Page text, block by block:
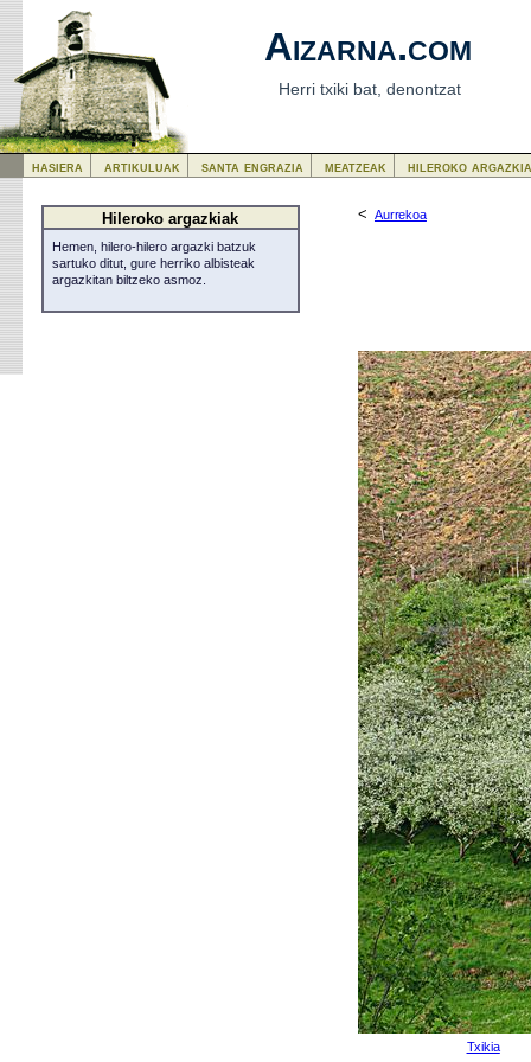
Aizarna.com
Herri txiki bat, denontzat
< Aurrekoa
Txikia
Hileroko argazkiak
Hemen, hilero-hilero argazki batzuk
sartuko ditut, gure herriko albisteak
argazkitan biltzeko asmoz.
hasiera artikuluak santa engrazia meatzeak hileroko